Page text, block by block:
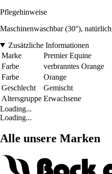
Pflegehinweise
Maschinenwaschbar (30°),
Zusätzliche Informationen
Marke
Premier Equine
Farbe
verbranntes Orange
Farbe
Orange
Geschlecht
Gemischt
Altersgruppe Erwachsene
Loading...
Loading...
Alle unsere Marken